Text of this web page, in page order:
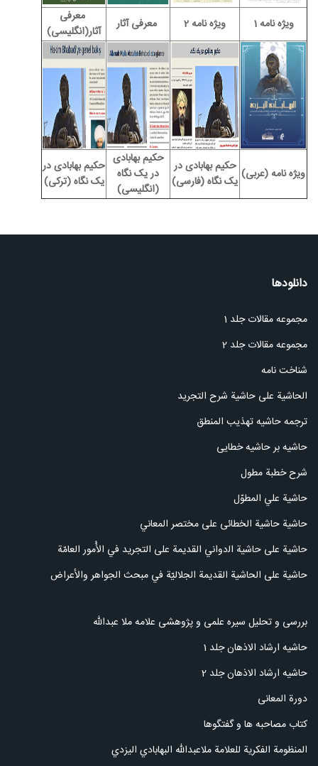
ویژه نامه 1 ویژه نامه 2 معرفی آثار
معرفی
آثار(انگلیسی)
ویژه نامه (عربی) حکیم بهابادی در
یک نگاه (فارسی)
حکیم بهابادی
در یک نگاه
(انگلیسی)
حکیم بهابادی در
یک نگاه (ترکی)
دانلودها
مجموعه مقالات جلد 1
مجموعه مقالات جلد 2
شناخت نامه
الحاشیة علی حاشیة شرح التجرید
ترجمه حاشیه تهذیب المنطق
حاشیه بر حاشیه خطایی
شرح خطبة مطول
حاشية علي المطوّل
حاشیة حاشیة الخطائی علی مختصر المعاني
ﺣﺎﺷﻴﺔ علی ﺣﺎﺷﻴﺔ ﺍﻟدوﺍﻧﻲ ﺍﻟﻘﺪﻳﻤﺔ علی ﺍﻟﺘﺠﺮﻳﺪ في الأُمور العامّة
حاشية على الحاشية القديمة الجلاليّة في مبحث الجواهر والأعراض
بررسی و تحلیل سیره علمی و پژوهشی علامه ملا عبدالله
حاشیه ارشاد الاذهان جلد 1
حاشیه ارشاد الاذهان جلد 2
دورة المعانی
کتاب مصاحبه ها و گفتگوها
المنظومة الفكرية للعلامة ملاعبدالله البهابادي اليزدي